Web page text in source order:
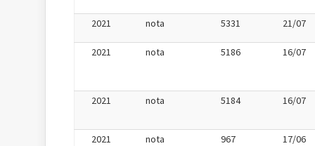
2021 nota 5331 21/07
2021 nota 5186 16/07
2021 nota 5184 16/07
2021 nota 967 17/06